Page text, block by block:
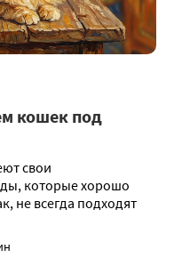
кошек под
свои
которые хорошо
не всегда подходят